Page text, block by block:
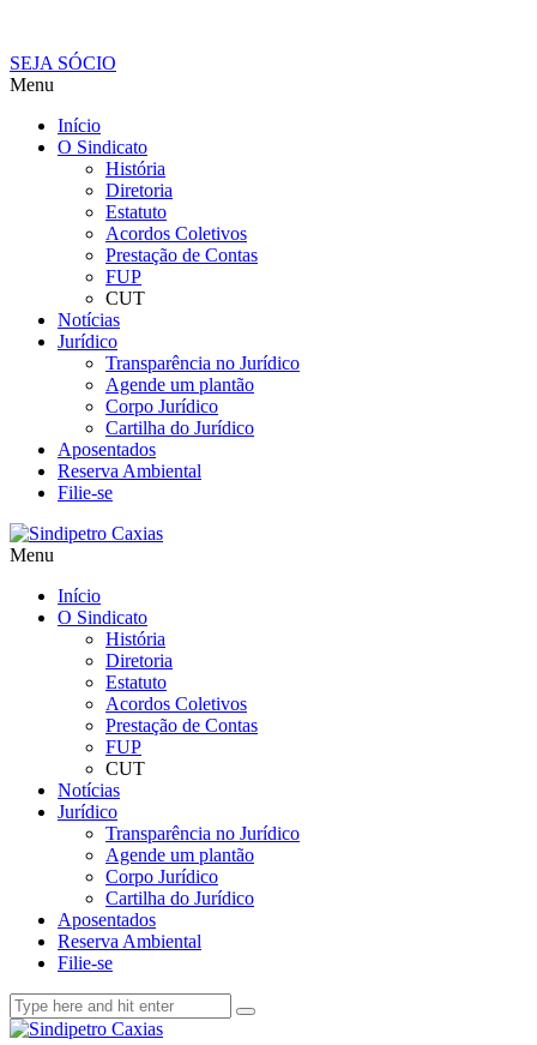
SEJA SÓCIO
Menu
Início
O Sindicato
História
Diretoria
Estatuto
Acordos Coletivos
Prestação de Contas
FUP
CUT
Notícias
Jurídico
Transparência no Jurídico
Agende um plantão
Corpo Jurídico
Cartilha do Jurídico
Aposentados
Reserva Ambiental
Filie-se
Menu
Início
O Sindicato
História
Diretoria
Estatuto
Acordos Coletivos
Prestação de Contas
FUP
CUT
Notícias
Jurídico
Transparência no Jurídico
Agende um plantão
Corpo Jurídico
Cartilha do Jurídico
Aposentados
Reserva Ambiental
Filie-se